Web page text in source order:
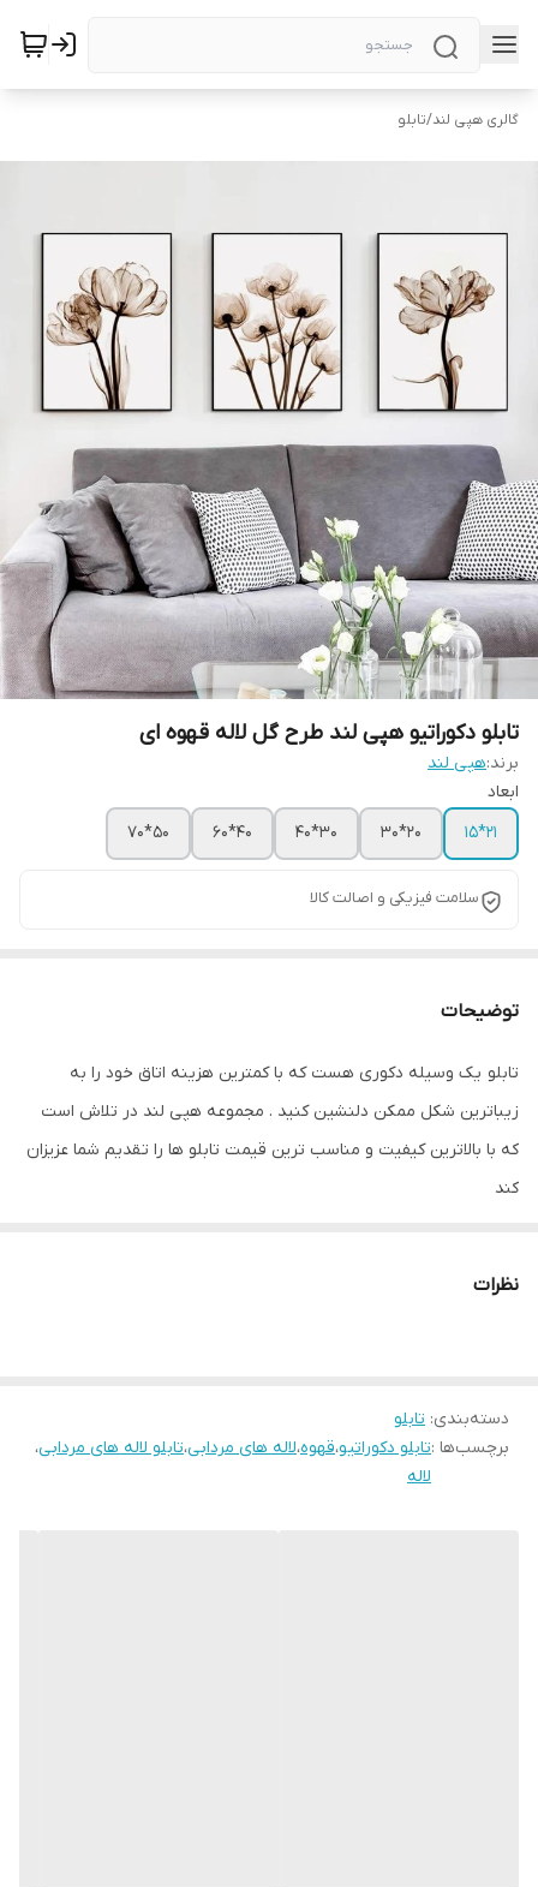
گالری هپی لند/تابلو
تابلو دکوراتیو هپی لند طرح گل لاله قهوه ای
برند:هپی لند
ابعاد
21*15
20*30
30*40
40*60
50*70
سلامت فیزیکی و اصالت کالا
توضیحات
تابلو یک وسیله دکوری هست که با کمترین هزینه اتاق خود را به
زیباترین شکل ممکن دلنشین کنید . مجموعه هپی لند در تلاش است
که با بالاترین کیفیت و مناسب ترین قیمت تابلو ها را تقدیم شما عزیزان
کند
زمان رنگ ان تغییر نمیکند
نظرات
دسته‌بندی: تابلو
برچسب‌ها :تابلو دکوراتیو،قهوه،لاله های مردابی،تابلو لاله های مردابی،
لاله